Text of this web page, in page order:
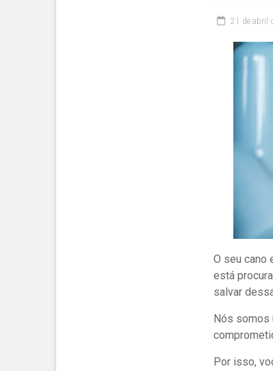
21 de abril
O seu cano
está
salvar
Nós somos
Por isso,